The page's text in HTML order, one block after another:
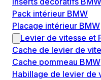
Pack intérieur BMW
Placage intérieur BMW
Levier de vitesse et
Cache de levier de
Cache pommeau BMW
Habillage de levier de